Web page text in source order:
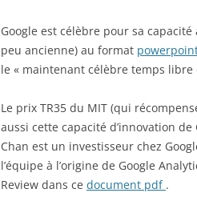
Google est célèbre pour sa
peu ancienne) au format
le « maintenant célèbre temps libre
Le prix TR35 du MIT (qui
aussi cette capacité d’innovation
Chan est un investisseur chez
l’équipe à l’origine de Google
Review dans ce document pdf .